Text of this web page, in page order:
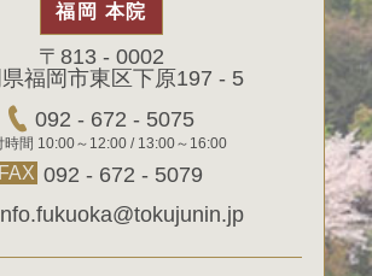
福岡 本院
〒813 - 0002
福岡市東区下原197 - 5
092 - 672 - 5075
時間 10:00～12:00 / 13:00～16:00
FAX 092 - 672 - 5079